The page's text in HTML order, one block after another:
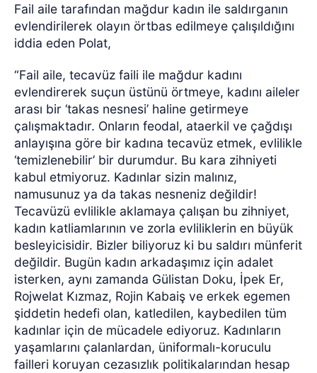
Fail aile tarafından mağdur kadın ile saldırganın
evlendirilerek olayın örtbas edilmeye çalışıldığını
iddia eden Polat,
“Fail aile, tecavüz faili ile mağdur kadını
evlendirerek suçun üstünü örtmeye, kadını aileler
arası bir ‘takas nesnesi’ haline getirmeye
çalışmaktadır. Onların feodal, ataerkil ve çağdışı
anlayışına göre bir kadına tecavüz etmek, evlilikle
‘temizlenebilir’ bir durumdur. Bu kara zihniyeti
kabul etmiyoruz. Kadınlar sizin malınız,
namusunuz ya da takas nesneniz değildir!
Tecavüzü evlilikle aklamaya çalışan bu zihniyet,
kadın katliamlarının ve zorla evliliklerin en büyük
besleyicisidir. Bizler biliyoruz ki bu saldırı münferit
değildir. Bugün kadın arkadaşımız için adalet
isterken, aynı zamanda Gülistan Doku, İpek Er,
Rojwelat Kızmaz, Rojin Kabaiş ve erkek egemen
şiddetin hedefi olan, katledilen, kaybedilen tüm
kadınlar için de mücadele ediyoruz. Kadınların
yaşamlarını çalanlardan, üniformalı-koruculu
failleri koruyan cezasızlık politikalarından hesap